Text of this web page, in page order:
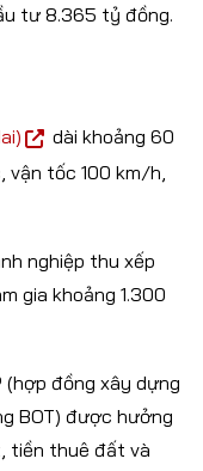
tư 8.365 tỷ đồng.
dài khoảng 60
tốc 100 km/h,
nghiệp thu xếp
gia khoảng 1.300
(hợp đồng xây dựng
BOT) được hưởng
tiền thuê đất và